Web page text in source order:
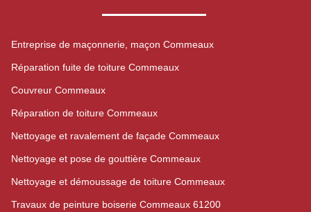
Entreprise de maçonnerie, maçon Commeaux
Réparation fuite de toiture Commeaux
Couvreur Commeaux
Réparation de toiture Commeaux
Nettoyage et ravalement de façade Commeaux
Nettoyage et pose de gouttière Commeaux
Nettoyage et démoussage de toiture Commeaux
Travaux de peinture boiserie Commeaux 61200